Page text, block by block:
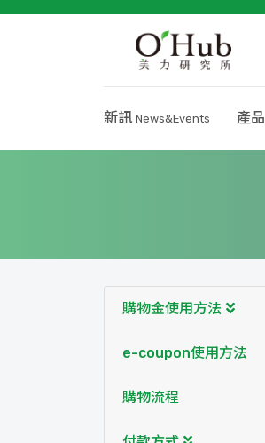
新訊 News&Events 產品
購物金使用方法
e-coupon使用方法
購物流程